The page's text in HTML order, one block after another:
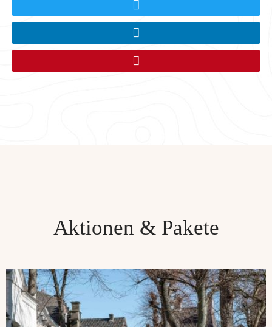
Aktionen & Pakete